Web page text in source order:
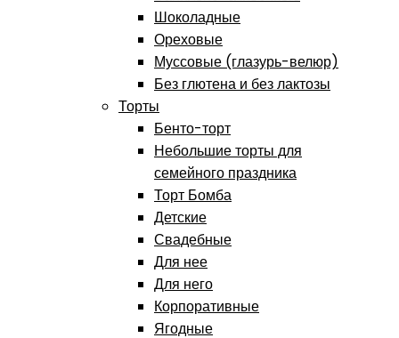
Шоколадные
Ореховые
Муссовые (глазурь-велюр)
Без глютена и без лактозы
Торты
Бенто-торт
Небольшие торты для
семейного праздника
Торт Бомба
Детские
Свадебные
Для нее
Для него
Корпоративные
Ягодные